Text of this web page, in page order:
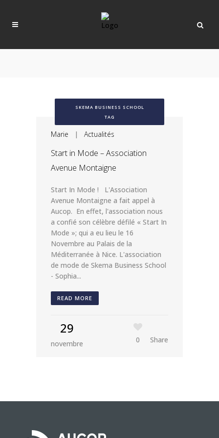
SKEMA BUSINESS SCHOOL
TAG
Marie | Actualités
Start in Mode – Association
Avenue Montaigne
Start In Mode ! L'Association
Avenue Montaigne a fait appel à
Aucop. En effet, l'association nous
a confié son célèbre défilé « Start In
Mode »; qui a eu lieu le 16
Novembre au Palais de la
Méditerranée à Nice. L'association
de mode de Skema Business School
- Sophia...
READ MORE
29
novembre 0 Share